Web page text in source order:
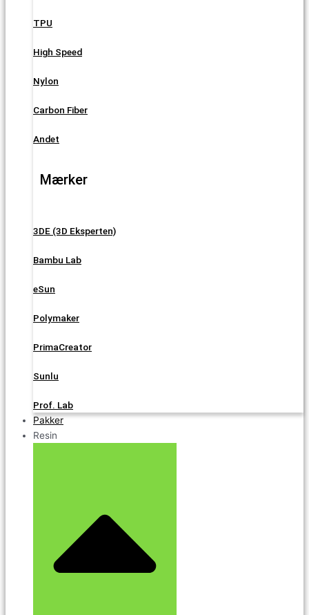
TPU
High Speed
Nylon
Carbon Fiber
Andet
Mærker
3DE (3D Eksperten)
Bambu Lab
eSun
Polymaker
PrimaCreator
Sunlu
Prof. Lab
Pakker
Resin